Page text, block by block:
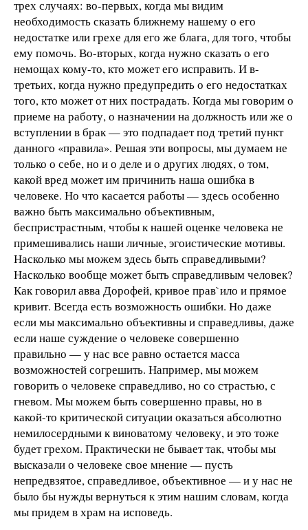
трех случаях: во-первых, когда мы видим
необходимость сказать ближнему нашему о его
недостатке или грехе для его же блага, для того, чтобы
ему помочь. Во-вторых, когда нужно сказать о его
немощах кому-то, кто может его исправить. И в-
третьих, когда нужно предупредить о его недостатках
того, кто может от них пострадать. Когда мы говорим о
приеме на работу, о назначении на должность или же о
вступлении в брак — это подпадает под третий пункт
данного «правила». Решая эти вопросы, мы думаем не
только о себе, но и о деле и о других людях, о том,
какой вред может им причинить наша ошибка в
человеке. Но что касается работы — здесь особенно
важно быть максимально объективным,
беспристрастным, чтобы к нашей оценке человека не
примешивались наши личные, эгоистические мотивы.
Насколько мы можем здесь быть справедливыми?
Насколько вообще может быть справедливым человек?
Как говорил авва Дорофей, кривое прав`ило и прямое
кривит. Всегда есть возможность ошибки. Но даже
если мы максимально объективны и справедливы, даже
если наше суждение о человеке совершенно
правильно — у нас все равно остается масса
возможностей согрешить. Например, мы можем
говорить о человеке справедливо, но со страстью, с
гневом. Мы можем быть совершенно правы, но в
какой-то критической ситуации оказаться абсолютно
немилосердными к виноватому человеку, и это тоже
будет грехом. Практически не бывает так, чтобы мы
высказали о человеке свое мнение — пусть
непредвзятое, справедливое, объективное — и у нас не
было бы нужды вернуться к этим нашим словам, когда
мы придем в храм на исповедь.